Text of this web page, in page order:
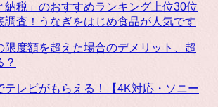
納税」のおすすめランキング上位30位
調査！うなぎをはじめ食品が人気です
限度額を超えた場合のデメリット、超
？
テレビがもらえる！【4K対応・ソニー